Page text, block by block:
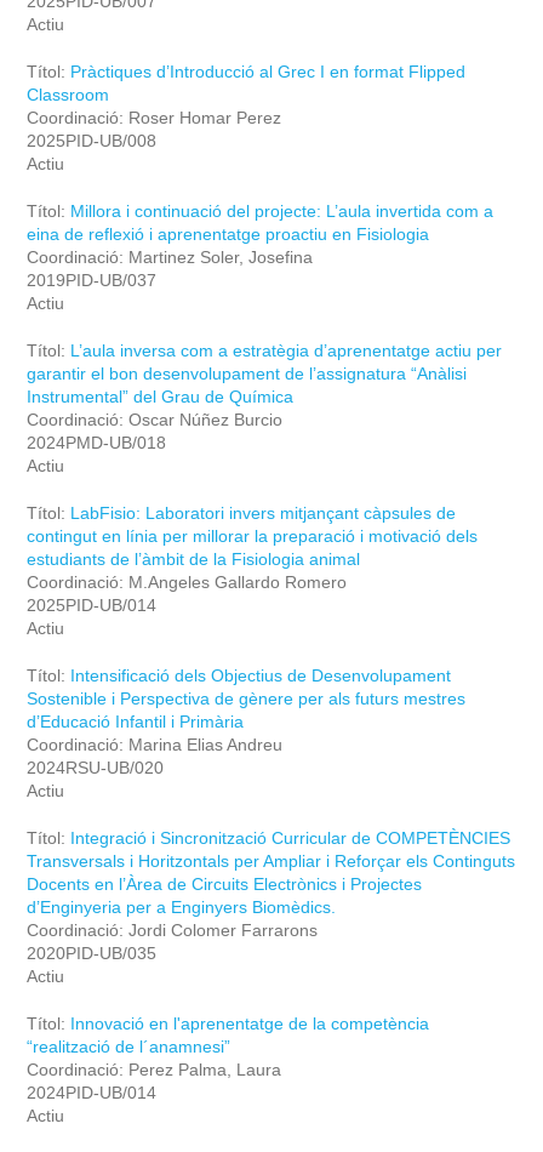
Actiu
Títol: Pràctiques d’Introducció al Grec I en format Flipped
Classroom
Coordinació: Roser Homar Perez
2025PID-UB/008
Actiu
Títol: Millora i continuació del projecte: L’aula invertida com a
eina de reflexió i aprenentatge proactiu en Fisiologia
Coordinació: Martinez Soler, Josefina
2019PID-UB/037
Actiu
Títol: L’aula inversa com a estratègia d’aprenentatge actiu per
garantir el bon desenvolupament de l’assignatura “Anàlisi
Instrumental” del Grau de Química
Coordinació: Oscar Núñez Burcio
2024PMD-UB/018
Actiu
Títol: LabFisio: Laboratori invers mitjançant càpsules de
contingut en línia per millorar la preparació i motivació dels
estudiants de l’àmbit de la Fisiologia animal
Coordinació: M.Angeles Gallardo Romero
2025PID-UB/014
Actiu
Títol: Intensificació dels Objectius de Desenvolupament
Sostenible i Perspectiva de gènere per als futurs mestres
d’Educació Infantil i Primària
Coordinació: Marina Elias Andreu
2024RSU-UB/020
Actiu
Títol: Integració i Sincronització Curricular de COMPETÈNCIES
Transversals i Horitzontals per Ampliar i Reforçar els Continguts
Docents en l’Àrea de Circuits Electrònics i Projectes
d’Enginyeria per a Enginyers Biomèdics.
Coordinació: Jordi Colomer Farrarons
2020PID-UB/035
Actiu
Títol: Innovació en l'aprenentatge de la competència
“realització de l´anamnesi”
Coordinació: Perez Palma, Laura
2024PID-UB/014
Actiu